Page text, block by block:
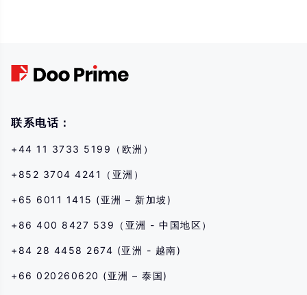
performance. Please make sure you read and fully understand the trading
联系电话：
+44 11 3733 5199（欧洲）
+852 3704 4241（亚洲）
+65 6011 1415 (亚洲 – 新加坡)
+86 400 8427 539（亚洲 - 中国地区）
+84 28 4458 2674 (亚洲 - 越南)
+66 020260620 (亚洲 – 泰国)